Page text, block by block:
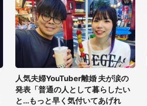
人気夫婦YouTuber離婚 夫が涙の
発表「普通の人として暮らしたい
と...もっと早く気付いてあげれ